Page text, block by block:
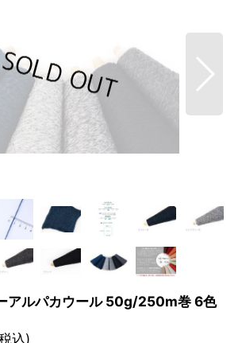
アルパカウール 50g/250m巻 6色
込)